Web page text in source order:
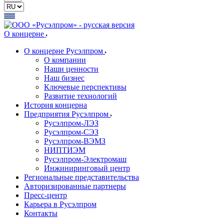
О концерне
О концерне Русэлпром
О компании
Наши ценности
Наш бизнес
Ключевые перспективы
Развитие технологий
История концерна
Предприятия Русэлпром
Русэлпром-ЛЭЗ
Русэлпром-СЭЗ
Русэлпром-ВЭМЗ
НИПТИЭМ
Русэлпром-Электромаш
Инжиниринговый центр
Региональные представительства
Авторизированные партнеры
Пресс-центр
Карьера в Русэлпром
Контакты